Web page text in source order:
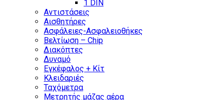
1 DIN
Αντιστάσεις
Αισθητήρες
Ασφάλειες-Ασφαλειοθήκες
Βελτίωση – Chip
Διακόπτες
Δυναμό
Εγκέφαλος + Κίτ
Κλειδαριές
Ταχόμετρα
Μετρητής μάζας αέρα